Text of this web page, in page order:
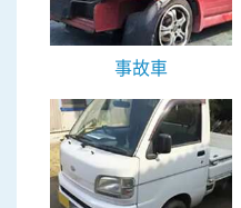
事故車